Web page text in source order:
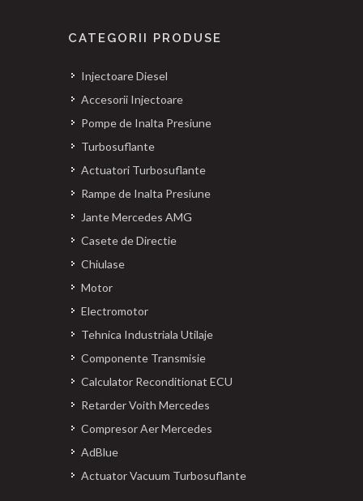
CATEGORII PRODUSE
Injectoare Diesel
Accesorii Injectoare
Pompe de Inalta Presiune
Turbosuflante
Actuatori Turbosuflante
Rampe de Inalta Presiune
Jante Mercedes AMG
Casete de Directie
Chiulase
Motor
Electromotor
Tehnica Industriala Utilaje
Componente Transmisie
Calculator Reconditionat ECU
Retarder Voith Mercedes
Compresor Aer Mercedes
AdBlue
Actuator Vacuum Turbosuflante